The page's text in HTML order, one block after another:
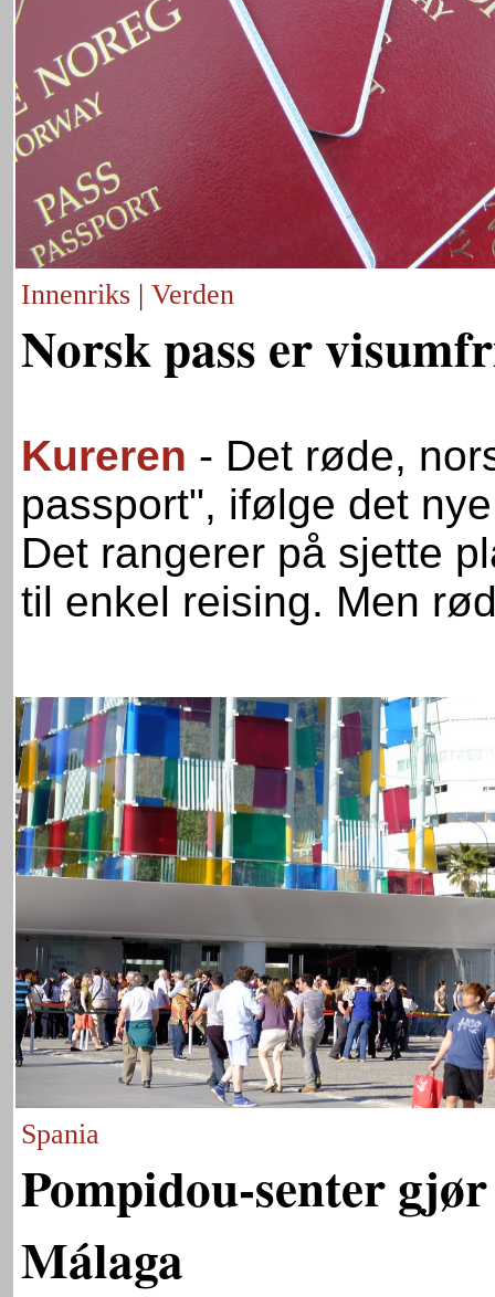
Innenriks | Verden
Norsk pass er
Kureren - Det røde,
passport", ifølge det
Det rangerer på sjette
til enkel reising. Men
Spania
Pompidou-senter
Málaga